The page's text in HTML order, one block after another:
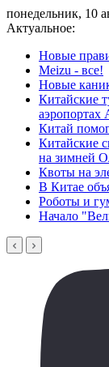
понедельник, 10
Актуальное:
Новые
Meizu - все!
Новые
Китайские
аэропортах
Китай
Китайские
на зимней
Квоты на
В Китае
Роботы и
Начало